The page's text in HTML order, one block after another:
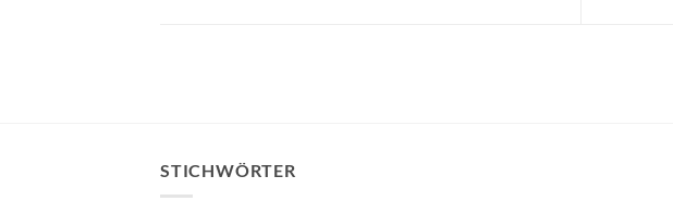
STICHWÖRTER